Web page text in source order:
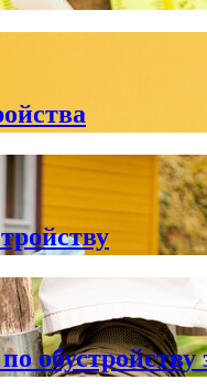
обустройству